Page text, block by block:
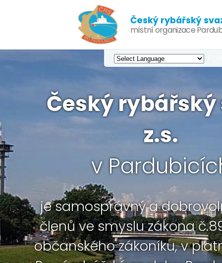
Český rybářský
místní organizace
Český rybářský
z.s.
v
je samosprávný a
členů ve smyslu zákona
občanského zákoníku, v